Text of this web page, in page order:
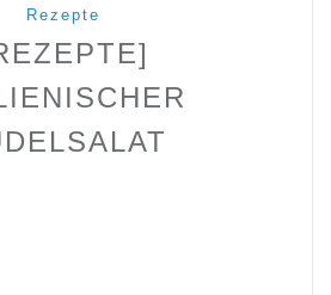
Rezepte